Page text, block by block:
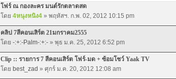
โฟร์ ณ กองละคร มนต์รักตลาดสด
โดย 4หนุงหนิง4 » พฤหัสฯ. ก.พ. 02, 2012 10:15 pm
คลิป 7สีคอนเสิร์ต 21มกราคม2555
โดย -:+:-Palm-:+:- » พุธ ม.ค. 25, 2012 6:52 pm
Clip :: รายการ 7 สีคอนเสิร์ต โฟร์-มด + ซ้อมโชว์ Yaak TV
โดย best_zad » ศุกร์ ม.ค. 20, 2012 12:08 am